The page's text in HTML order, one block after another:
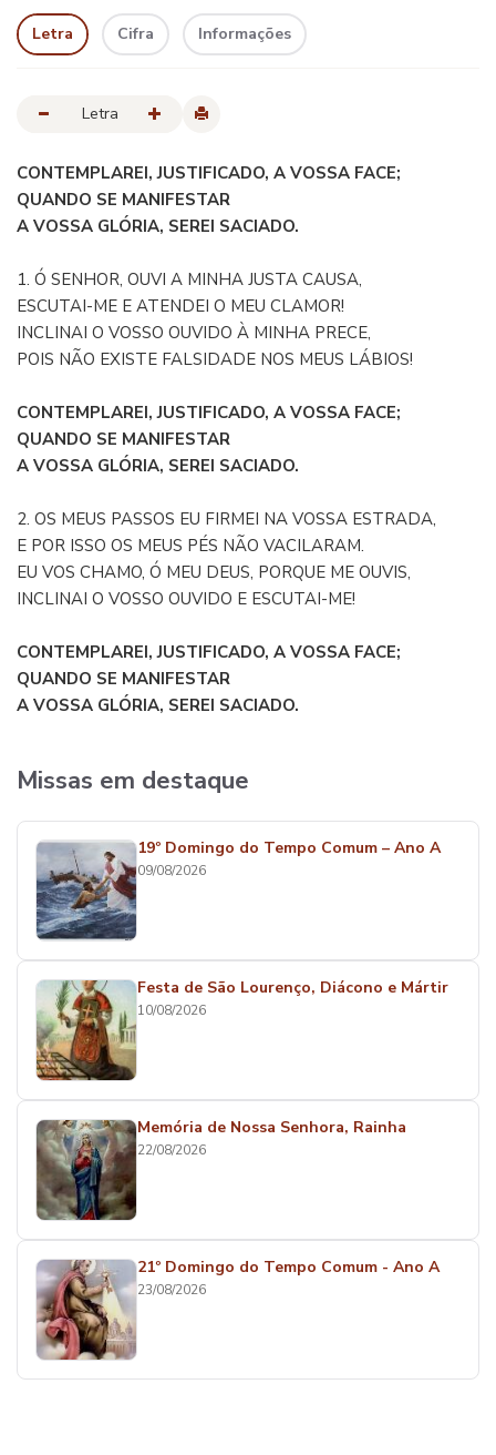
Letra Cifra Informações
Letra
CONTEMPLAREI, JUSTIFICADO, A VOSSA FACE;
QUANDO SE MANIFESTAR
A VOSSA GLÓRIA, SEREI SACIADO.
1. Ó SENHOR, OUVI A MINHA JUSTA CAUSA,
ESCUTAI-ME E ATENDEI O MEU CLAMOR!
INCLINAI O VOSSO OUVIDO À MINHA PRECE,
POIS NÃO EXISTE FALSIDADE NOS MEUS LÁBIOS!
CONTEMPLAREI, JUSTIFICADO, A VOSSA FACE;
QUANDO SE MANIFESTAR
A VOSSA GLÓRIA, SEREI SACIADO.
2. OS MEUS PASSOS EU FIRMEI NA VOSSA ESTRADA,
E POR ISSO OS MEUS PÉS NÃO VACILARAM.
EU VOS CHAMO, Ó MEU DEUS, PORQUE ME OUVIS,
INCLINAI O VOSSO OUVIDO E ESCUTAI-ME!
CONTEMPLAREI, JUSTIFICADO, A VOSSA FACE;
QUANDO SE MANIFESTAR
A VOSSA GLÓRIA, SEREI SACIADO.
Missas em destaque
19º Domingo do Tempo Comum – Ano A
09/08/2026
Festa de São Lourenço, Diácono e Mártir
10/08/2026
Memória de Nossa Senhora, Rainha
22/08/2026
21º Domingo do Tempo Comum - Ano A
23/08/2026